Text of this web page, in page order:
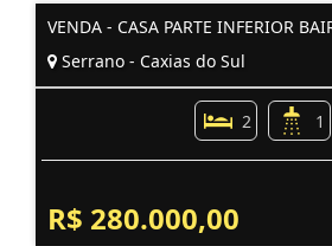
VENDA - CASA PARTE INFERIOR
Serrano - Caxias do Sul
2 1
R$ 280.000,00